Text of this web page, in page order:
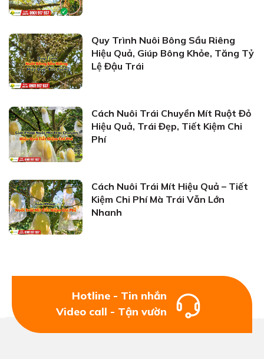
Quy Trình Nuôi Bông Sầu Riêng
Hiệu Quả, Giúp Bông Khỏe, Tăng Tỷ
Lệ Đậu Trái
Cách Nuôi Trái Chuyền Mít Ruột Đỏ
Hiệu Quả, Trái Đẹp, Tiết Kiệm Chi
Phí
Cách Nuôi Trái Mít Hiệu Quả – Tiết
Kiệm Chi Phí Mà Trái Vẫn Lớn
Nhanh
Hotline - Tin nhắn
Video call - Tận vườn